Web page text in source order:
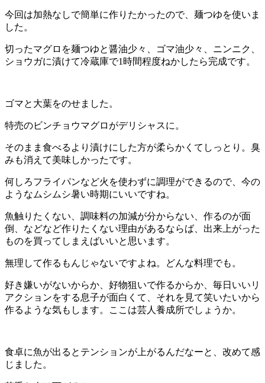
今回は加熱なしで簡単に作りたかったので、麺つゆを使いま
した。
切ったマグロを麺つゆと醤油少々、ゴマ油少々、ニンニク、
ショウガに漬けて冷蔵庫で1時間程度ねかしたら完成です。
ゴマと大葉をのせました。
特売のビンチョウマグロがデリシャスに。
そのまま食べるより漬けにした方が柔らかくてしっとり。臭
みも消えて美味しかったです。
何しろフライパンなど火を使わずに調理ができるので、今の
ようなムシムシ暑い時期にいいですね。
魚触りたくない、調味料の加減が分からない、作るのが面
倒、などなど作りたくない理由があるならば、出来上がった
ものを買ってしまえばいいと思います。
無理して作るもんじゃないですよね。どんな料理でも。
好き嫌いがないからか、好物狙いで作るからか、毎日いいリ
アクションをする息子が面白くて、それを見て笑いたいから
作るような気もします。ここは芸人養成所でしょうか。
食卓に魚が出るとテンションが上がるんだなーと、改めて感
じました。